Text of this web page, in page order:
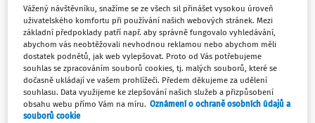
evropských laboratorních škol. Místo nebylo vybráno
náhodou, Bielefeld je totiž sídlem nejstarší evropské
laboratorní školy Laborschule Bielefeld und
Oberstufen-Kolleg Bielefeld. Ve dnech, kdy probíhala
konference, škola oslavila již 48. výročí svého založení.
Ještě před zahájením konference měli účastníci možnost
Vážený návštěvníku, snažíme se ze všech sil přinášet vysokou úroveň
uživatelského komfortu při používání našich webových stránek. Mezi
základní předpoklady patří např. aby správně fungovalo vyhledávání,
abychom vás neobtěžovali nevhodnou reklamou nebo abychom měli
dostatek podnětů, jak web vylepšovat. Proto od Vás potřebujeme
souhlas se zpracováním souborů cookies, tj. malých souborů, které se
dočasně ukládají ve vašem prohlížeči. Předem děkujeme za udělení
souhlasu. Data využijeme ke zlepšování našich služeb a přizpůsobení
obsahu webu přímo Vám na míru. Oznámení o ochraně osobních údajů a
souborů cookie